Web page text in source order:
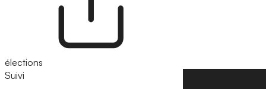
élections
Suivi